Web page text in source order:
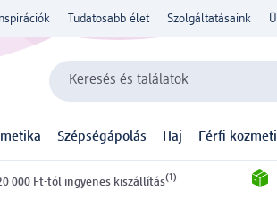
Tudatosabb élet Szolgáltatásaink
Keresés és találatok
Szépségápolás Haj Férfi
000 Ft-tól ingyenes kiszállítás(1)